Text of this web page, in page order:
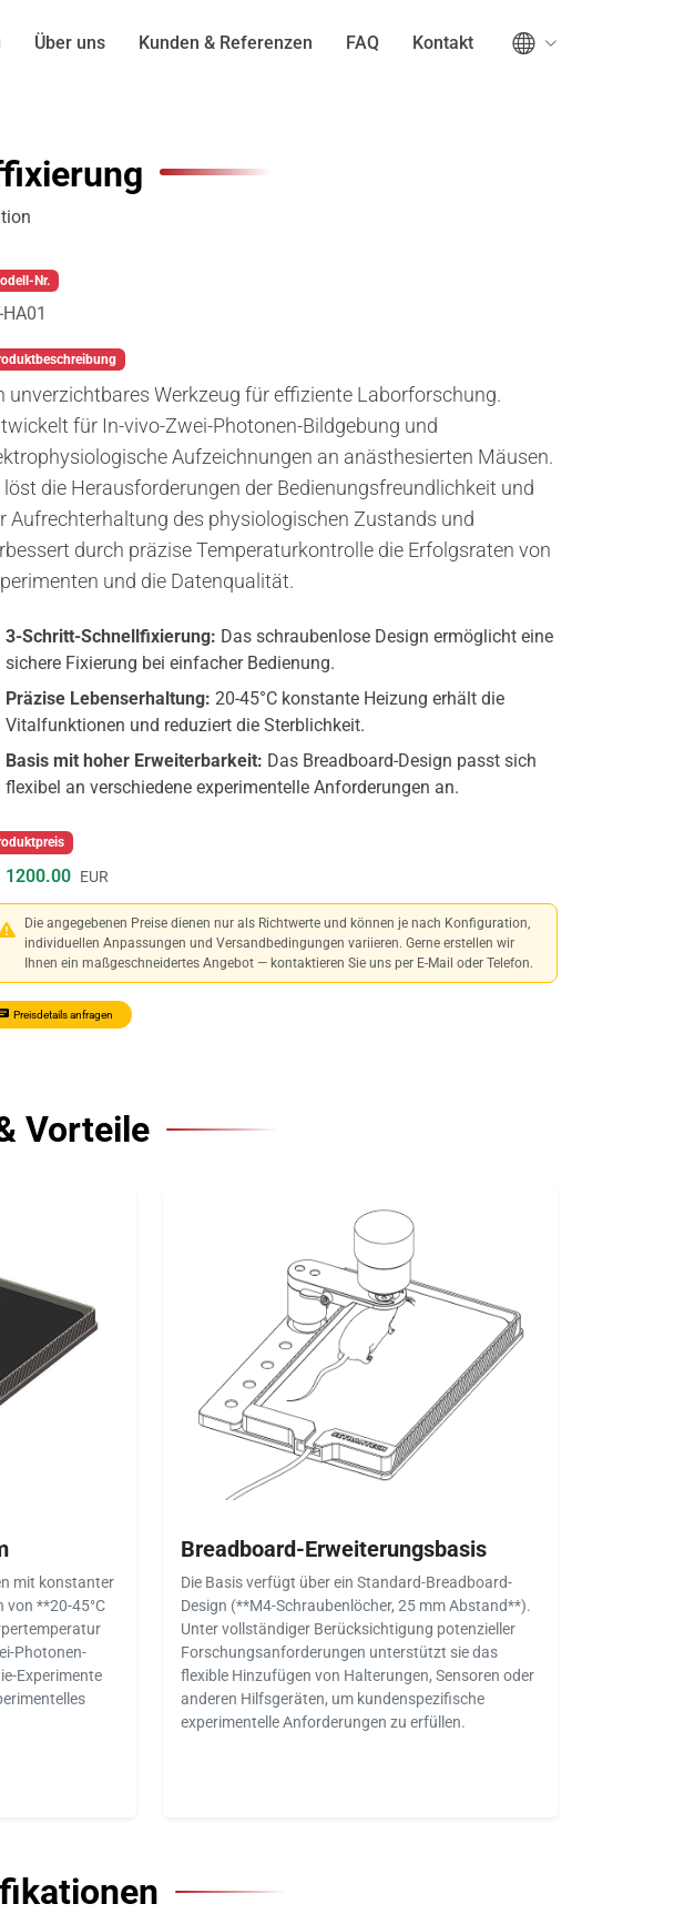
Über uns Kunden & Referenzen FAQ Kontakt
Nr.
unverzichtbares Werkzeug für effiziente Laborforschung.
für In-vivo-Zwei-Photonen-Bildgebung und
Aufzeichnungen an anästhesierten Mäusen.
löst die Herausforderungen der Bedienungsfreundlichkeit und
Aufrechterhaltung des physiologischen Zustands und
durch präzise Temperaturkontrolle die Erfolgsraten von
und die Datenqualität.
3-Schritt-Schnellfixierung: Das schraubenlose Design ermöglicht eine
sichere Fixierung bei einfacher Bedienung.
Präzise Lebenserhaltung: 20-45°C konstante Heizung erhält die
Vitalfunktionen und reduziert die Sterblichkeit.
Basis mit hoher Erweiterbarkeit: Das Breadboard-Design passt sich
flexibel an verschiedene experimentelle Anforderungen an.
1200.00 EUR
Die angegebenen Preise dienen nur als Richtwerte und können je nach Konfiguration,
individuellen Anpassungen und Versandbedingungen variieren. Gerne erstellen wir
Ihnen ein maßgeschneidertes Angebot — kontaktieren Sie uns per E-Mail oder Telefon.
Preisdetails anfragen
Vorteile
mit konstanter
von **20-45°C
Photonen-
Experimente
Breadboard-Erweiterungsbasis
Die Basis verfügt über ein Standard-Breadboard-
Design (**M4-Schraubenlöcher, 25 mm Abstand**).
Unter vollständiger Berücksichtigung potenzieller
Forschungsanforderungen unterstützt sie das
flexible Hinzufügen von Halterungen, Sensoren oder
anderen Hilfsgeräten, um kundenspezifische
experimentelle Anforderungen zu erfüllen.